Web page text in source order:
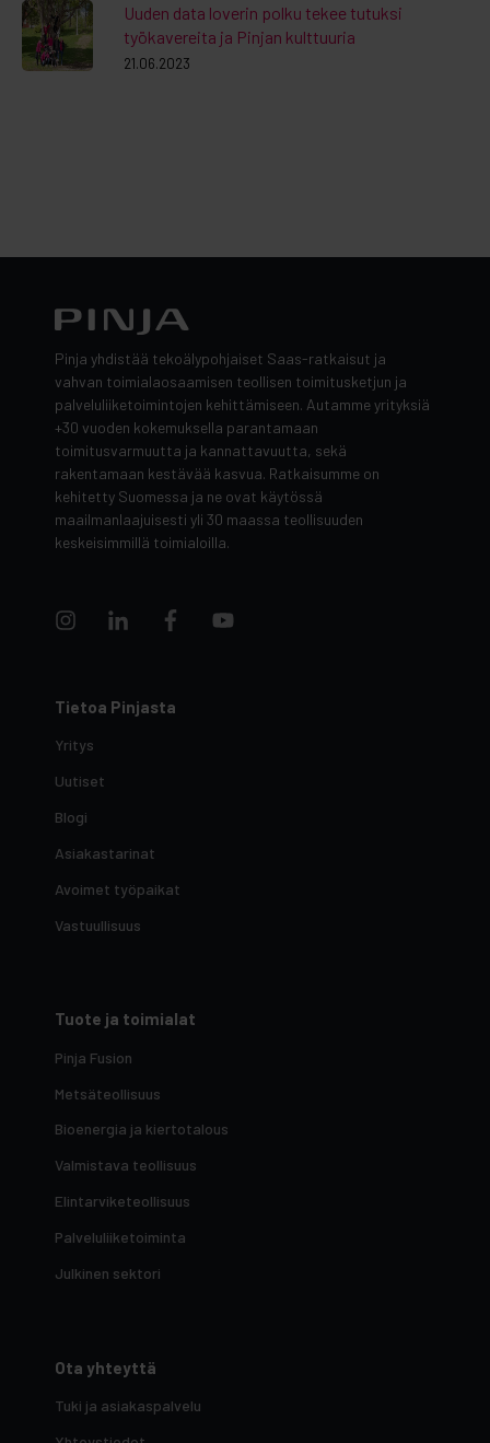
Uuden data loverin polku tekee tutuksi
työkavereita ja Pinjan kulttuuria
21.06.2023
Pinja yhdistää tekoälypohjaiset Saas-ratkaisut ja
vahvan toimialaosaamisen teollisen toimitusketjun ja
palveluliiketoimintojen kehittämiseen. Autamme yrityksiä
+30 vuoden kokemuksella parantamaan
toimitusvarmuutta ja kannattavuutta, sekä
rakentamaan kestävää kasvua. Ratkaisumme on
kehitetty Suomessa ja ne ovat käytössä
maailmanlaajuisesti yli 30 maassa teollisuuden
keskeisimmillä toimialoilla.
Tietoa Pinjasta
Yritys
Uutiset
Blogi
Asiakastarinat
Avoimet työpaikat
Vastuullisuus
Tuote ja toimialat
Pinja Fusion
Metsäteollisuus
Bioenergia ja kiertotalous
Valmistava teollisuus
Elintarviketeollisuus
Palveluliiketoiminta
Julkinen sektori
Ota yhteyttä
Tuki ja asiakaspalvelu